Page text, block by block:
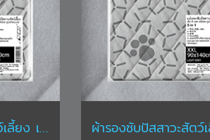
ผ้ารองซับปัสสาวะสัตว์เลี้ยง เพ็ท พี แพด ขนาด M ขนาด 40 x 60 ซม. สีเทา